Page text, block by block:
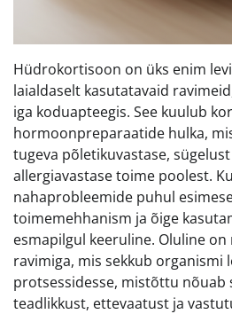
Hüdrokortisoon on üks enim
laialdaselt kasutatavaid
iga koduapteegis. See kuulub
hormoonpreparaatide hulka,
tugeva põletikuvastase,
allergiavastase toime poolest.
nahaprobleemide puhul
toimemehhanism ja õige
esmapilgul keeruline. Oluline
ravimiga, mis sekkub organismi
protsessidesse, mistõttu nõuab
teadlikkust, ettevaatust ja